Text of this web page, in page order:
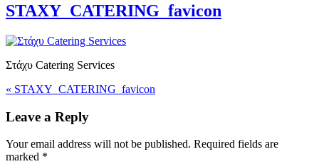
STAXY_CATERING_favicon
Στάχυ Catering Services
« STAXY_CATERING_favicon
Leave a Reply
Your email address will not be published. Required fields are
marked *